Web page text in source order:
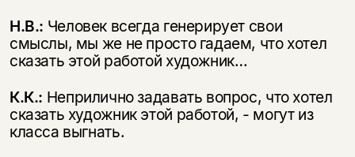
Н.В.: Человек всегда генерирует свои
смыслы, мы же не просто гадаем, что хотел
сказать этой работой художник…
К.К.: Неприлично задавать вопрос, что хотел
сказать художник этой работой, - могут из
класса выгнать.